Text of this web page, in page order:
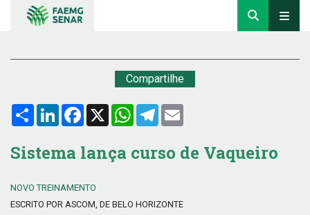
Compartilhe
Compartilhar
LinkedInFacebook
X WhatsApp
Telegram
Sistema lança curso de Vaqueiro
NOVO TREINAMENTO
ESCRITO POR ASCOM, DE BELO HORIZONTE